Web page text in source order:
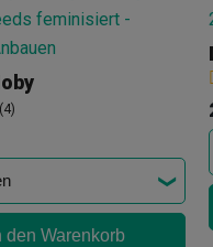
(4)
den Warenkorb